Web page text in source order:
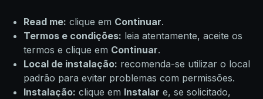
Read me: clique em Continuar.
Termos e condições: leia atentamente, aceite os
termos e clique em Continuar.
Local de instalação: recomenda-se utilizar o local
padrão para evitar problemas com permissões.
Instalação: clique em Instalar e, se solicitado,